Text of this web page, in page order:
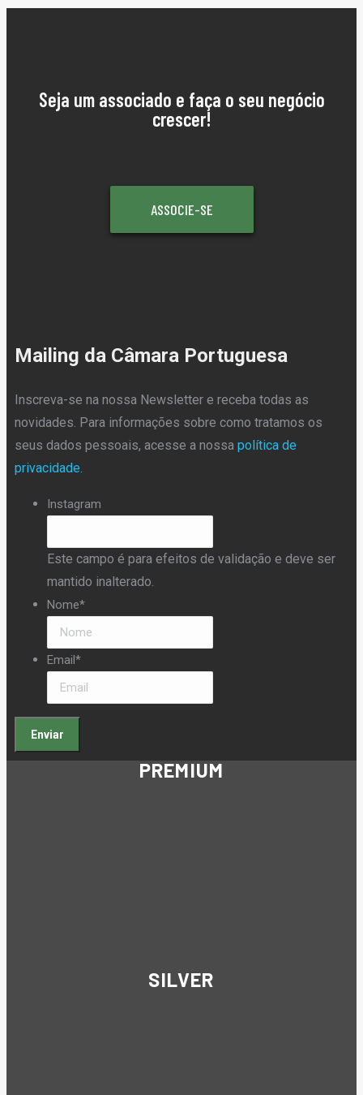
Seja um associado e faça o seu negócio
crescer!
ASSOCIE-SE
Mailing da Câmara Portuguesa
Inscreva-se na nossa Newsletter e receba todas as
novidades. Para informações sobre como tratamos os
seus dados pessoais, acesse a nossa política de
privacidade.
Instagram
Este campo é para efeitos de validação e deve ser
mantido inalterado.
Nome*
Email*
PREMIUM
SILVER